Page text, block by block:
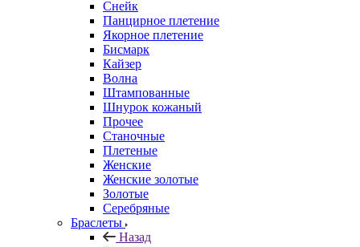
Снейк
Панцирное плетение
Якорное плетение
Бисмарк
Кайзер
Волна
Штампованные
Шнурок кожаный
Прочее
Станочные
Плетеные
Женские
Женские золотые
Золотые
Серебряные
Браслеты
Назад